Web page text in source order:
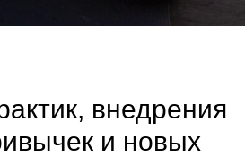
внедрения
и новых